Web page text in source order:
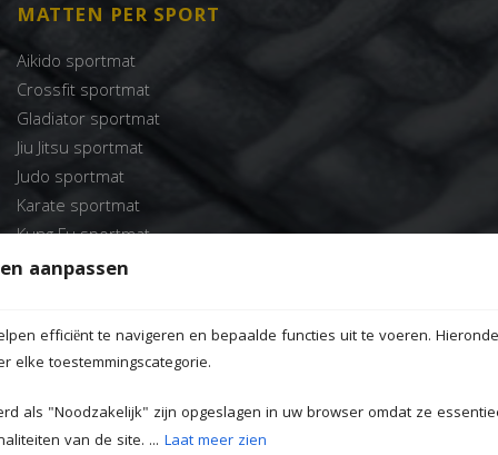
aanpassen
efficiënt te navigeren en bepaalde functies uit te voeren.
elke toestemmingscategorie.
als "Noodzakelijk" zijn opgeslagen in uw browser omdat ze
van de site. ... Laat meer zien
MATTEN PER SPORT
Aikido sportmat
Crossfit sportmat
Gladiator sportmat
Jiu Jitsu sportmat
Judo sportmat
Karate sportmat
Kung Fu sportmat
MMA sportmat